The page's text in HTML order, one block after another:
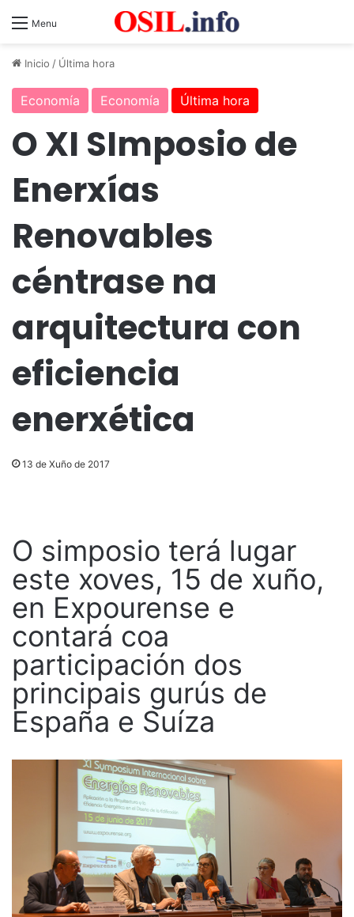
Menu
Inicio / Última hora
Economía Economía Última hora
O XI SImposio de
Enerxías
Renovables
céntrase na
arquitectura con
eficiencia
enerxética
13 de Xuño de 2017
O simposio terá lugar
este xoves, 15 de xuño,
en Expourense e
contará coa
participación dos
principais gurús de
España e Suíza